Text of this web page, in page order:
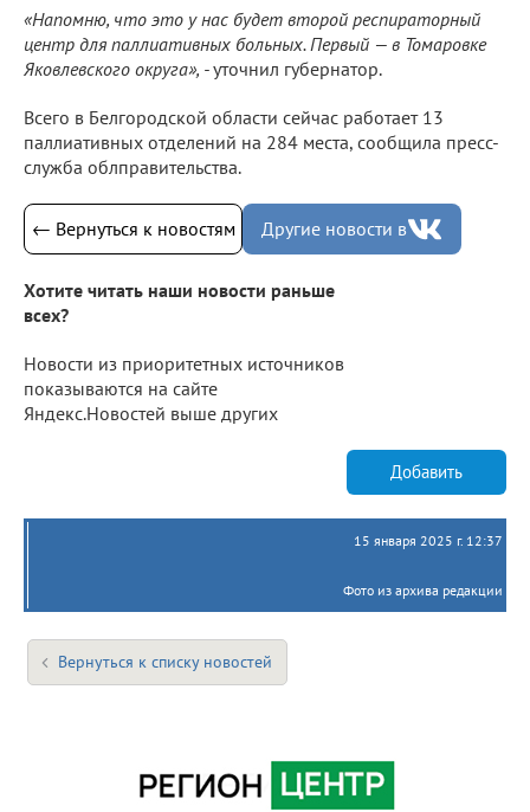
«Напомню, что это у нас будет второй респираторный
центр для паллиативных больных. Первый — в Томаровке
Яковлевского округа», -уточнил губернатор.
Всего в Белгородской области сейчас работает 13
паллиативных отделений на 284 места, сообщила пресс-
служба облправительства.
← Вернуться к новостям Другие новости в
Хотите читать наши новости раньше
всех?
Новости из приоритетных источников
показываются на сайте
Яндекс.Новостей выше других
Добавить
15 января 2025 г. 12:37
Фото из архива редакции
Вернуться к списку новостей